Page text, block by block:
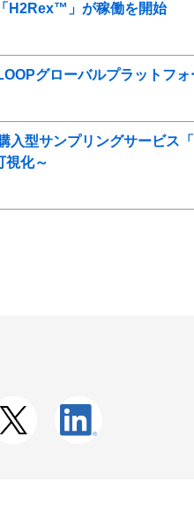
H2Rex™」が稼働を開始
グローバルプラットフ
入型サンプリングサービス
視化～